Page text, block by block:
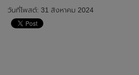
วันที่โพสต์: 31 สิงหาคม 2024